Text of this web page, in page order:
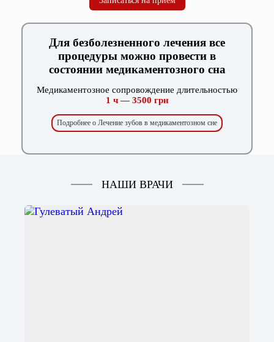
Для безболезненного лечения все
процедуры можно провести в
состоянии медикаментозного сна
Медикаментозное сопровождение длительностью
1 ч — 3500 грн
Подробнее о Лечение зубов в медикаментозном сне
НАШИ ВРАЧИ